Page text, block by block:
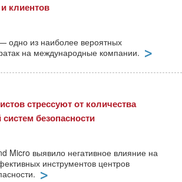
клиентов
одно из наиболее вероятных
на международные компании.
стрессуют от количества
безопасности
Micro выявило негативное влияние на
инструментов центров